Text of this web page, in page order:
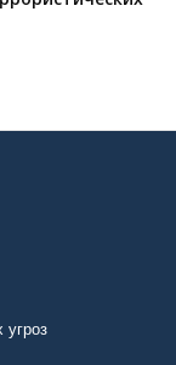
угроз